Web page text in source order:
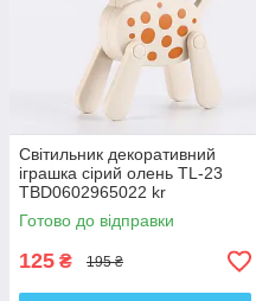
Світильник декоративний
іграшка сірий олень TL-23
TBD0602965022 kr
Готово до відправки
125 ₴ 195 ₴